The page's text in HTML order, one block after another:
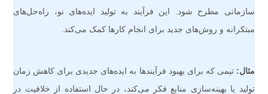
سازمانی مطرح شود. این فرآیند به تولید ایده‌های نو، راه‌حل‌های
مبتکرانه و روش‌های جدید برای انجام کارها کمک می‌کند.
مثال: تیمی که برای بهبود فرآیندها به ایده‌های جدیدی برای کاهش زمان
تولید یا بهینه‌سازی منابع فکر می‌کند، در حال استفاده از خلاقیت در